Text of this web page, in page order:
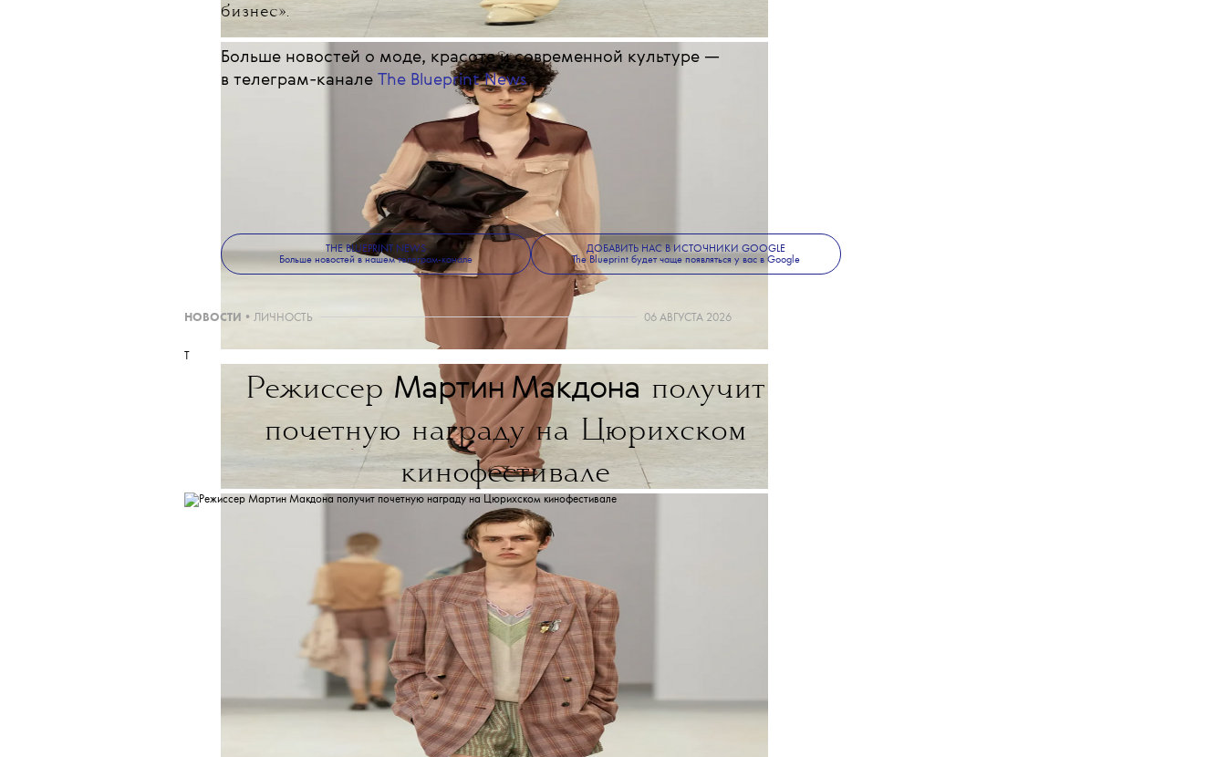
бизнес».
Больше новостей о моде, красоте и современной культуре —
в телеграм-канале The Blueprint News.
МАРИЯ УШАКОВА
THE BLUEPRINT NEWS
Больше новостей в нашем телеграм-канале
ДОБАВИТЬ НАС В ИСТОЧНИКИ GOOGLE
The Blueprint будет чаще появляться у вас в Google
НОВОСТИ • ЛИЧНОСТЬ 06 АВГУСТА 2026
Режиссер Мартин Макдона получит
почетную награду на Цюрихском
кинофестивале